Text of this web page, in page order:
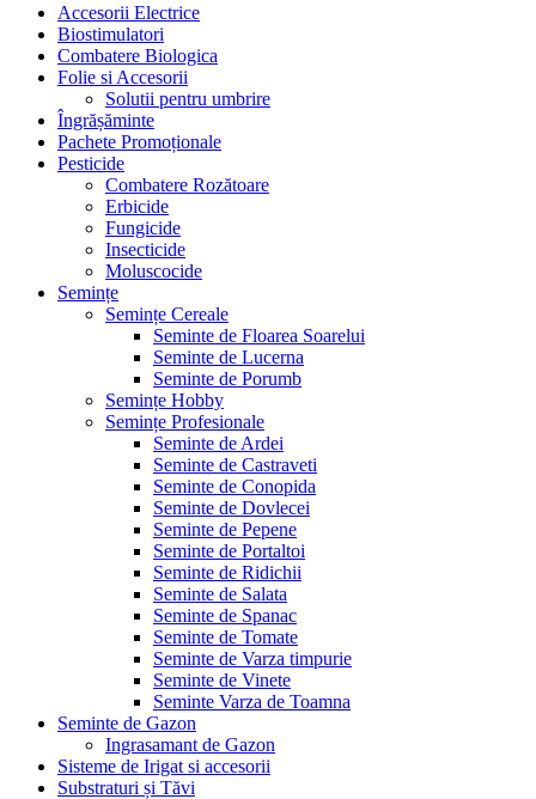
Accesorii Electrice
Biostimulatori
Combatere Biologica
Folie si Accesorii
Solutii pentru umbrire
Îngrășăminte
Pachete Promoționale
Pesticide
Combatere Rozătoare
Erbicide
Fungicide
Insecticide
Moluscocide
Semințe
Semințe Cereale
Seminte de Floarea Soarelui
Seminte de Lucerna
Seminte de Porumb
Semințe Hobby
Semințe Profesionale
Seminte de Ardei
Seminte de Castraveti
Seminte de Conopida
Seminte de Dovlecei
Seminte de Pepene
Seminte de Portaltoi
Seminte de Ridichii
Seminte de Salata
Seminte de Spanac
Seminte de Tomate
Seminte de Varza timpurie
Seminte de Vinete
Seminte Varza de Toamna
Seminte de Gazon
Ingrasamant de Gazon
Sisteme de Irigat si accesorii
Substraturi și Tăvi